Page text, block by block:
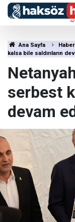
Ana Sayfa Haber
kalsa bile saldırıların
serbest
devam